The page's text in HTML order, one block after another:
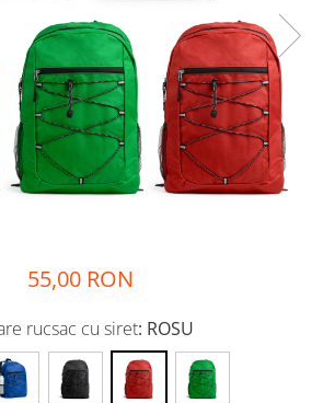
cu
nasturi
55,00 RON
rucsac cu siret: ROSU